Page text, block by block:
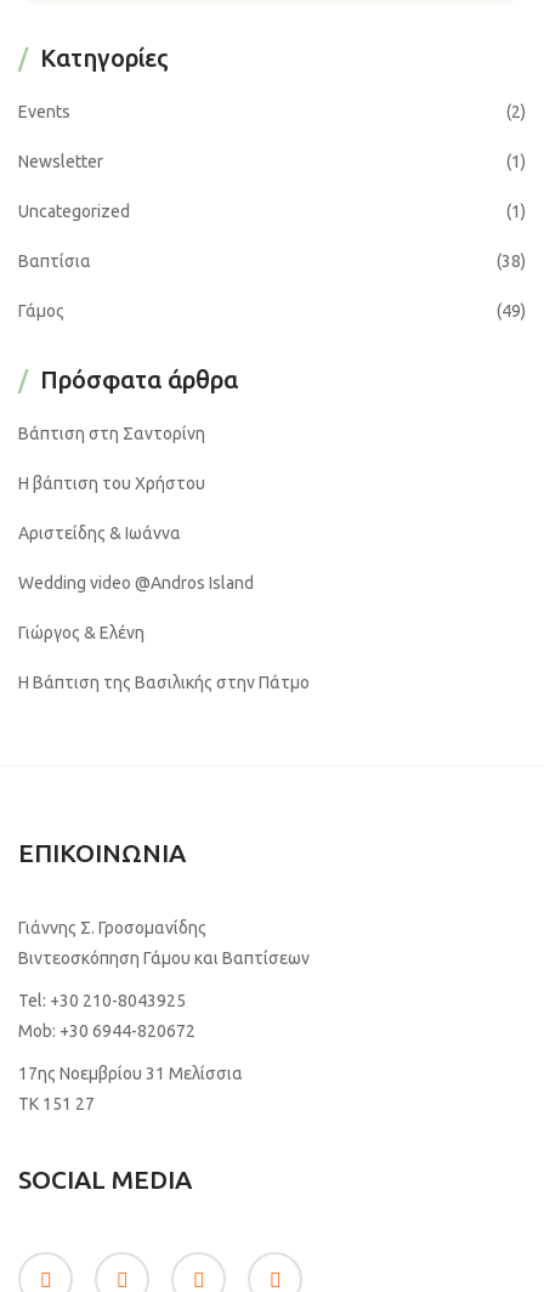
Kατηγορίες
Events (2)
Newsletter (1)
Uncategorized (1)
Βαπτίσια (38)
Γάμος (49)
Πρόσφατα άρθρα
Βάπτιση στη Σαντορίνη
Η βάπτιση του Χρήστου
Αριστείδης & Ιωάννα
Wedding video @Andros Island
Γιώργος & Ελένη
Η Βάπτιση της Βασιλικής στην Πάτμο
ΕΠΙΚΟΙΝΩΝΙΑ
Γιάννης Σ. Γροσομανίδης
Βιντεοσκόπηση Γάμου και Βαπτίσεων
Tel: +30 210-8043925
Mob: +30 6944-820672
17ης Νοεμβρίου 31 Μελίσσια
TK 151 27
SOCIAL MEDIA